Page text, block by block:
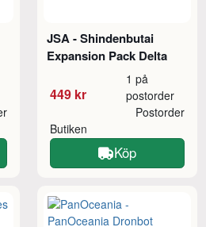
JSA - Shindenbutai
Expansion Pack Delta
449 kr
1 på
postorder
Butiken
Postorder
Köp